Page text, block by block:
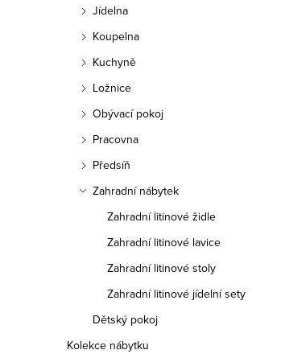
Jídelna
Koupelna
Kuchyně
Ložnice
Obývací pokoj
Pracovna
Předsíň
Zahradní nábytek
Zahradní litinové židle
Zahradní litinové lavice
Zahradní litinové stoly
Zahradní litinové jídelní sety
Dětský pokoj
Kolekce nábytku